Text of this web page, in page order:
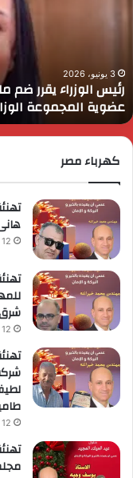
التضامن
الاجتماعي
إلى
عضوية
المجموعة
الوزارية
3 يونيو، 2026
رئيس الوزراء يقرر ضم
عضوية المجموعة
كهرباء مصر
12 أبريل، 2026
شرق
12 أبريل، 2026
12 أبريل، 2026